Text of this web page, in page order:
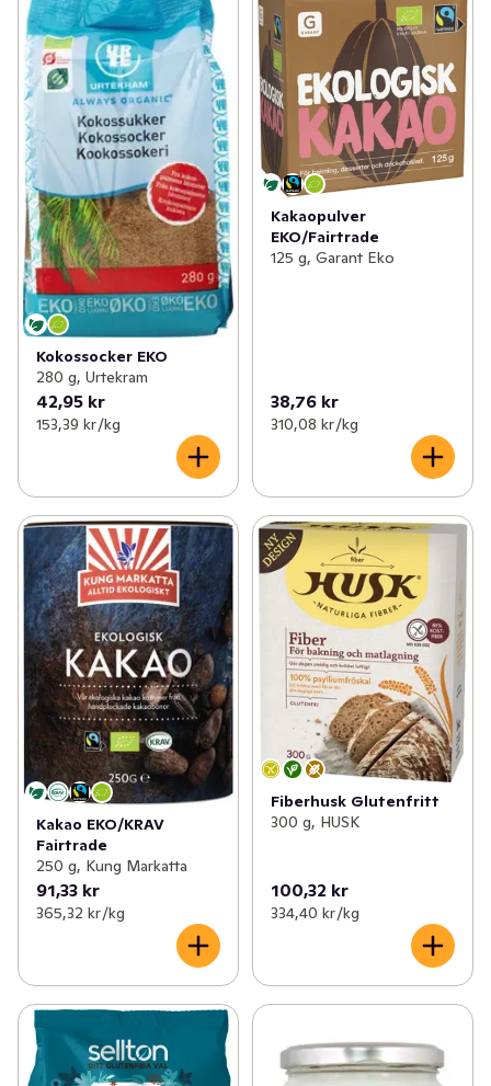
Kokossocker EKO
280 g, Urtekram
42,95 kr
153,39 kr /kg
Kakaopulver
EKO/Fairtrade
125 g, Garant Eko
38,76 kr
310,08 kr /kg
Kakao EKO/KRAV
Fairtrade
250 g, Kung Markatta
91,33 kr
365,32 kr /kg
Fiberhusk Glutenfritt
300 g, HUSK
100,32 kr
334,40 kr /kg